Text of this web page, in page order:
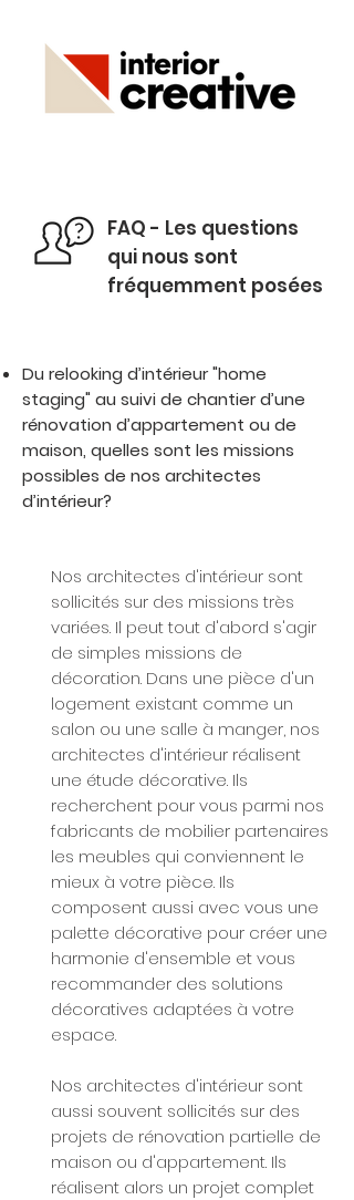
FAQ - Les questions
qui nous sont
fréquemment posées
Du relooking d’intérieur "home
staging" au suivi de chantier d’une
rénovation d’appartement ou de
maison, quelles sont les missions
possibles de nos architectes
d’intérieur?
Nos architectes d'intérieur sont
sollicités sur des missions très
variées. Il peut tout d'abord s'agir
de simples missions de
décoration. Dans une pièce d'un
logement existant comme un
salon ou une salle à manger, nos
architectes d'intérieur réalisent
une étude décorative. Ils
recherchent pour vous parmi nos
fabricants de mobilier partenaires
les meubles qui conviennent le
mieux à votre pièce. Ils
composent aussi avec vous une
palette décorative pour créer une
harmonie d'ensemble et vous
recommander des solutions
décoratives adaptées à votre
espace.
Nos architectes d'intérieur sont
aussi souvent sollicités sur des
projets de rénovation partielle de
maison ou d'appartement. Ils
réalisent alors un projet complet